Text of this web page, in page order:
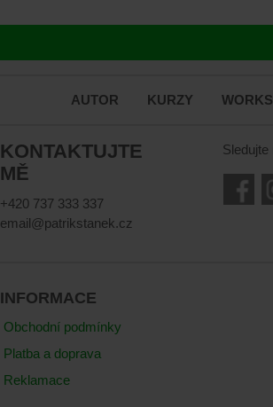
AUTOR KURZY
KONTAKTUJTE
MĚ
+420 737 333 337
email@patrikstanek.cz
INFORMACE
Obchodní podmínky
Platba a doprava
Reklamace